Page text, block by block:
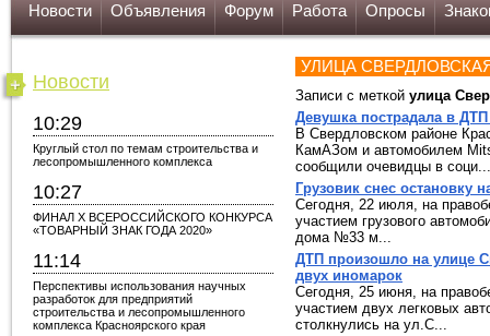
Новости Объявления Форум Работа Опросы
Новости
10:29
Круглый стол по темам строительства и
лесопромышленного комплекса
10:27
ФИНАЛ X ВСЕРОССИЙСКОГО КОНКУРСА
«ТОВАРНЫЙ ЗНАК ГОДА 2020»
11:14
Перспективы использования научных
разработок для предприятий
строительства и лесопромышленного
комплекса Красноярского края
УЛИЦА
Записи с меткой улица
Девушка пострадала в
В Свердловском районе
КамАЗом и автомобилем
сообщили очевидцы в соци...
Грузовик снес остановку
Сегодня, 22 июля, на
участием грузового
дома №33 м...
ДТП произошло на улице
двух иномарок
Сегодня, 25 июня, на
участием двух легковых
столкнулись на ул.С...